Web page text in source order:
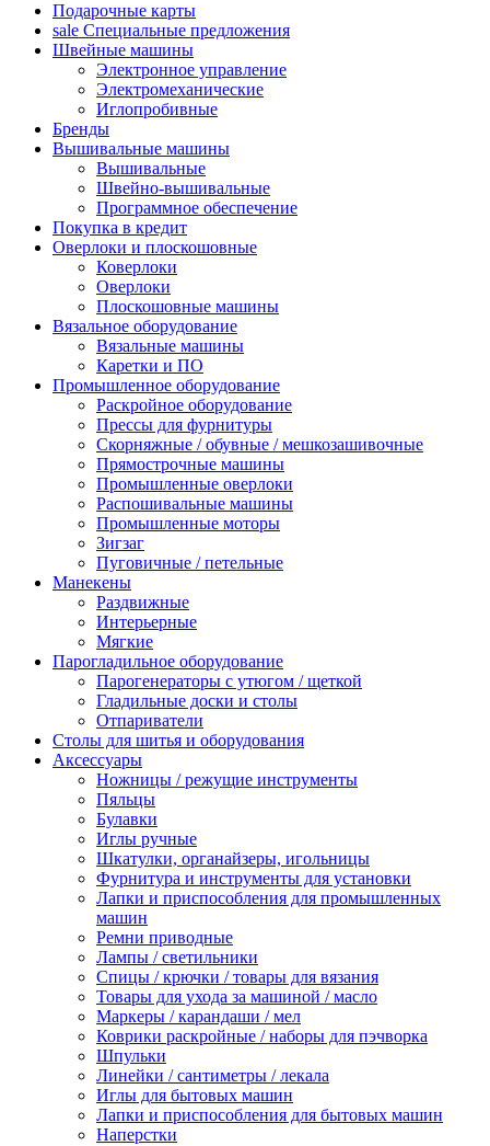
Подарочные карты
sale Специальные предложения
Швейные машины
Электронное управление
Электромеханические
Иглопробивные
Бренды
Вышивальные машины
Вышивальные
Швейно-вышивальные
Программное обеспечение
Покупка в кредит
Оверлоки и плоскошовные
Коверлоки
Оверлоки
Плоскошовные машины
Вязальное оборудование
Вязальные машины
Каретки и ПО
Промышленное оборудование
Раскройное оборудование
Прессы для фурнитуры
Скорняжные / обувные / мешкозашивочные
Прямострочные машины
Промышленные оверлоки
Распошивальные машины
Промышленные моторы
Зигзаг
Пуговичные / петельные
Манекены
Раздвижные
Интерьерные
Мягкие
Парогладильное оборудование
Парогенераторы с утюгом / щеткой
Гладильные доски и столы
Отпариватели
Столы для шитья и оборудования
Аксессуары
Ножницы / режущие инструменты
Пяльцы
Булавки
Иглы ручные
Шкатулки, органайзеры, игольницы
Фурнитура и инструменты для установки
Лапки и приспособления для промышленных
машин
Ремни приводные
Лампы / светильники
Спицы / крючки / товары для вязания
Товары для ухода за машиной / масло
Маркеры / карандаши / мел
Коврики раскройные / наборы для пэчворка
Шпульки
Линейки / сантиметры / лекала
Иглы для бытовых машин
Лапки и приспособления для бытовых машин
Наперстки